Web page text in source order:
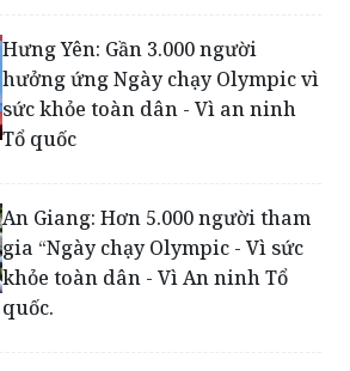
Hưng Yên: Gần 3.000 người
hưởng ứng Ngày chạy Olympic vì
sức khỏe toàn dân - Vì an ninh
Tổ quốc
An Giang: Hơn 5.000 người tham
gia “Ngày chạy Olympic - Vì sức
khỏe toàn dân - Vì An ninh Tổ
quốc.